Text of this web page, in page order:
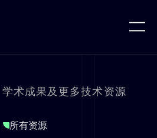
术成果及更多技术资源
所有资源